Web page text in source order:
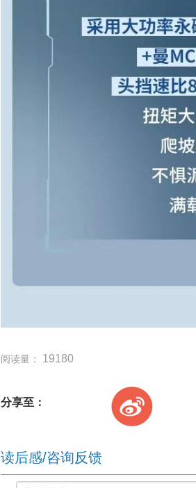
阅读量： 19180
分享至：
读后感/咨询反馈